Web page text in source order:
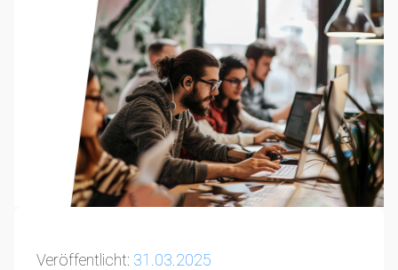
Veröffentlicht: 31.03.2025